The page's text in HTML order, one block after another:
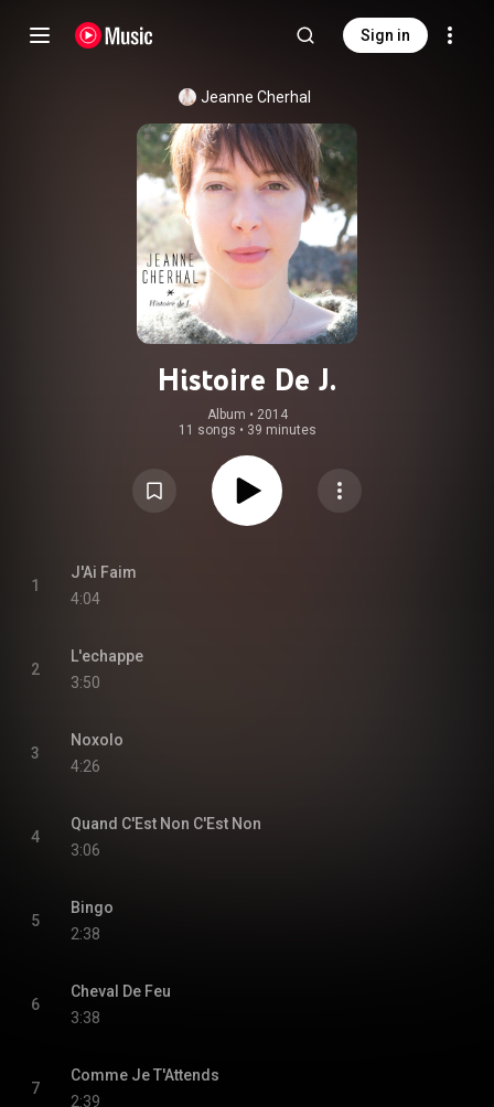
Sign in
Jeanne Cherhal
Histoire De J.
Album • 2014
11 songs • 39 minutes
1
J'Ai Faim
4:04
2
L'echappe
3:50
3
Noxolo
4:26
4
Quand C'Est Non C'Est Non
3:06
5
Bingo
2:38
6
Cheval De Feu
3:38
7
Comme Je T'Attends
2:39